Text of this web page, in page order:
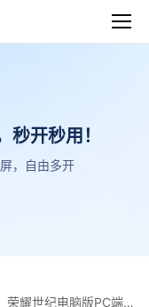
开秒用！
，自由多开
荣耀世纪电脑版PC端